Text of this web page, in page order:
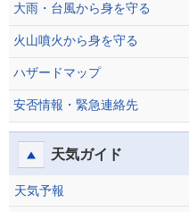
大雨・台風から身を守る
火山噴火から身を守る
ハザードマップ
安否情報・緊急連絡先
天気ガイド
天気予報